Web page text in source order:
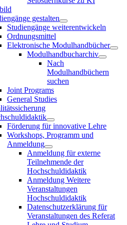
gestalten
Studiengänge weiterentwickeln
Ordnungsmittel
Elektronische Modulhandbücher
Modulhandbucharchiv
Nach
Modulhandbüchern
suchen
Joint Programs
General Studies
Förderung für innovative Lehre
Workshops, Programm und
Anmeldung
Anmeldung für externe
Teilnehmende der
Hochschuldidaktik
Anmeldung Weitere
Veranstaltungen
Hochschuldidaktik
Datenschutzerklärung für
Veranstaltungen des Referat